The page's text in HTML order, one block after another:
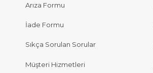
Arıza Formu
İade Formu
Sıkça Sorulan Sorular
Müşteri Hizmetleri